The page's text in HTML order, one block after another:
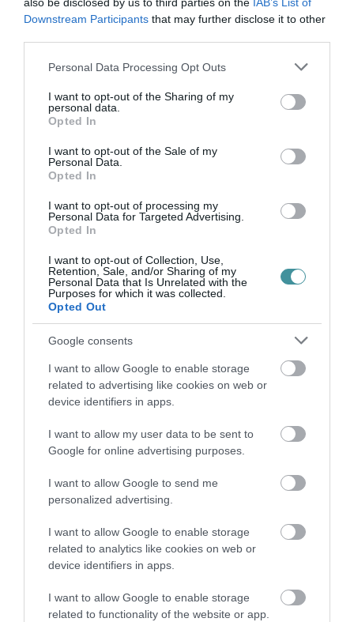
Downstream Participants that may further disclose it to other
Please note that this website/app uses one or more Google
not limited to your visit or usage behaviour. You may click to
grant or deny consent to Google and its third-party tags to
use your data for below specified purposes in below Google
consent section.
Personal Data Processing Opt Outs
I want to opt-out of the Sharing of my
personal data.
Opted In
I want to opt-out of the Sale of my
Personal Data.
Opted In
I want to opt-out of processing my
Personal Data for Targeted Advertising.
Opted In
I want to opt-out of Collection, Use,
Retention, Sale, and/or Sharing of my
Personal Data that Is Unrelated with the
Purposes for which it was collected.
Opted Out
Google consents
I want to allow Google to enable storage
related to advertising like cookies on web or
device identifiers in apps.
I want to allow my user data to be sent to
Google for online advertising purposes.
I want to allow Google to send me
personalized advertising.
I want to allow Google to enable storage
related to analytics like cookies on web or
device identifiers in apps.
I want to allow Google to enable storage
related to functionality of the website or app.
BAKA ANDRÁST JELÖLI KÖZTÁRSASÁGI
2026. augusztus 08| Mindenki ügye
ÚJ MAGYAR KÜLÜGYI STRATÉGIA KÉSZÜL,
TATA ELBŰVÖLŐ LÁTVÁNYOSSÁGAI,
AMIKÉRT ÉRDEMES MEGNÉZNI
2026. augusztus 08|Promóció
TELJESEN ÚJRAINDUL A P...
2026. augusztus 07|Mindenki ügye
TANULJ NÉMETÜL OTTHONRÓL: A
2026. augusztus 07 Promóció
ÚJRAINDULNAK A KORÁBBAN
LEÁLLÍTOTT SZOLGÁLTATÁSOK AZ EGRI...
2026. augusztus 07